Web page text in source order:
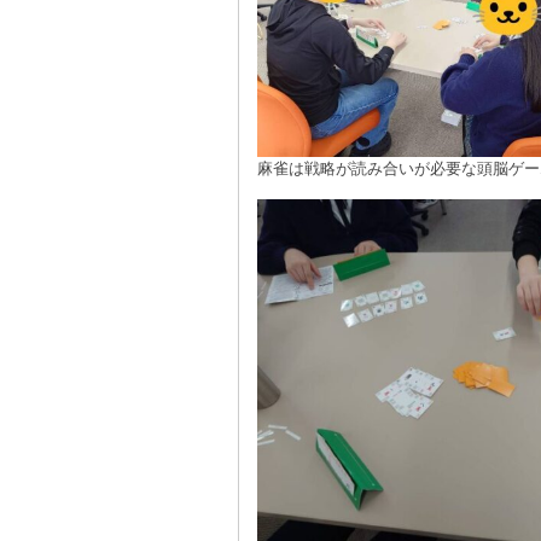
麻雀は戦略が読み合いが必要な頭脳ゲ